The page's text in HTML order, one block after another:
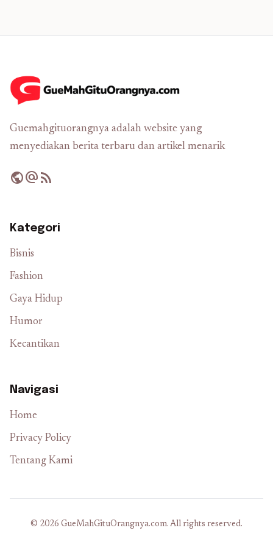
Guemahgituorangnya adalah website yang
menyediakan berita terbaru dan artikel menarik
publicalternate_emailrss_feed
Kategori
Bisnis
Fashion
Gaya Hidup
Humor
Kecantikan
Navigasi
Home
Privacy Policy
Tentang Kami
© 2026 GueMahGituOrangnya.com. All rights reserved.